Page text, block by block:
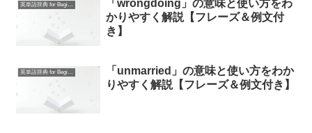
英単語辞典 for Beginners
「wrongdoing」の意味と使い方をわ
かりやすく解説【フレーズ＆例文付
き】
英単語辞典 for Beginners
「unmarried」の意味と使い方をわか
りやすく解説【フレーズ＆例文付き】